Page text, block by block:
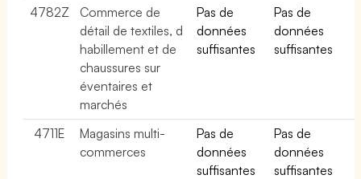
4782Z
Commerce de
détail de textiles, d
habillement et de
chaussures sur
éventaires et
marchés
Pas de
données
suffisantes
Pas de
données
suffisantes
4711E
Magasins multi-
commerces
Pas de
données
suffisantes
Pas de
données
suffisantes